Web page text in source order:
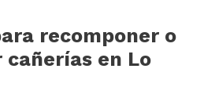
recomponer o
en Lo